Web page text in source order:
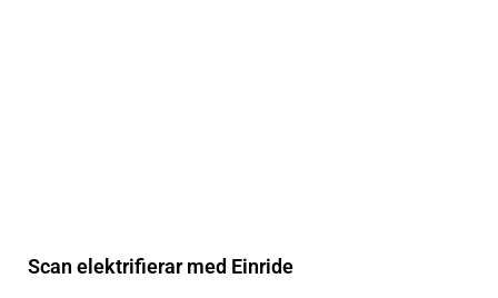
Scan elektrifierar med Einride